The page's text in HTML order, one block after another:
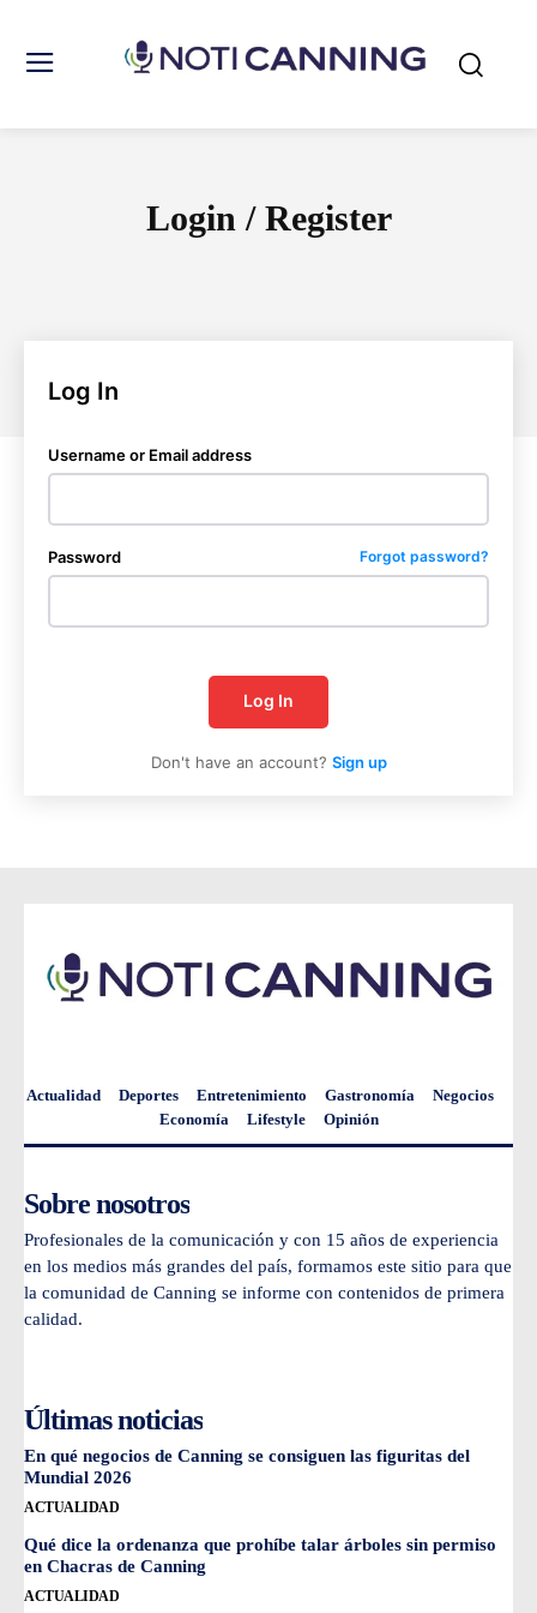
Login / Register
Log In
Username or Email address
Password Forgot password?
Log In
Don't have an account? Sign up
Actualidad Deportes Entretenimiento Gastronomía
Negocios
Economía
Lifestyle Opinión
Sobre nosotros
Profesionales de la comunicación y con 15 años de experiencia
en los medios más grandes del país, formamos este sitio para que
la comunidad de Canning se informe con contenidos de primera
calidad.
Últimas noticias
En qué negocios de Canning se consiguen las figuritas del
Mundial 2026
ACTUALIDAD
Qué dice la ordenanza que prohíbe talar árboles sin permiso
en Chacras de Canning
ACTUALIDAD